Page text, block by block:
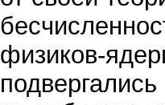
физиков-